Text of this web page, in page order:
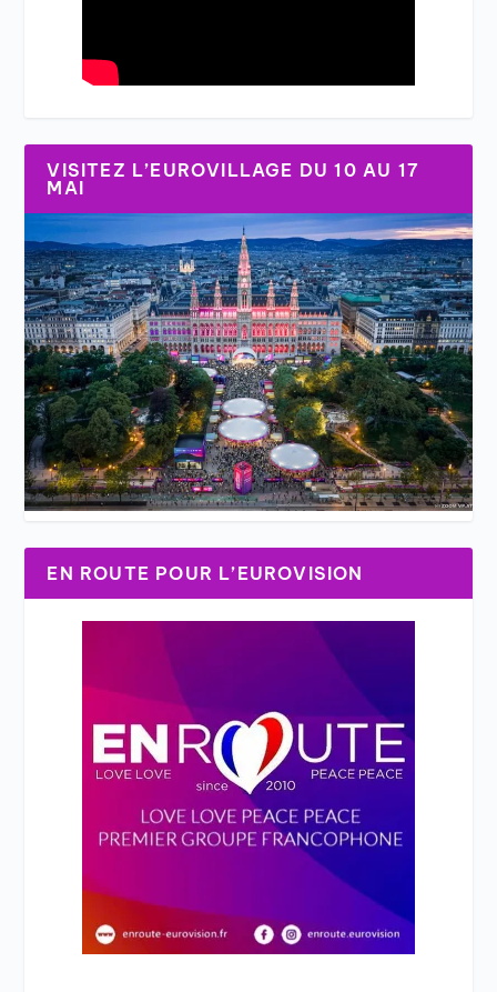
VISITEZ L’EUROVILLAGE DU 10 AU 17
MAI
EN ROUTE POUR L’EUROVISION